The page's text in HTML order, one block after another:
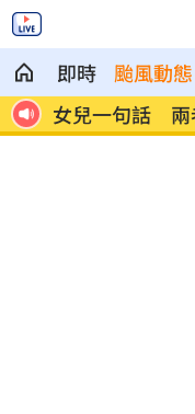
即時 颱風動態
女兒一句話 兩